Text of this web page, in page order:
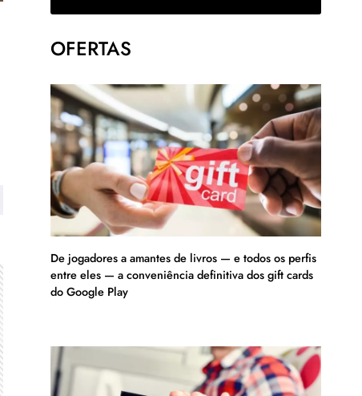
OFERTAS
De jogadores a amantes de livros — e todos os perfis
entre eles — a conveniência definitiva dos gift cards
do Google Play